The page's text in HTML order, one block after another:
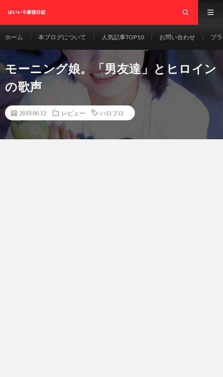
ホーム 本ブログについて 人気記事TOP10 お問い合わせ プ
モーニング娘。「男友達」とヒロイン
の歌声
2019.06.12 レビュー ハロプロ